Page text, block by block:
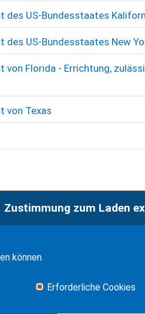
des US-Bundesstaates
des US-Bundesstaates New
Florida - Errichtung,
von Texas
Zustimmung zum Laden
können.
Erforderliche Cookies